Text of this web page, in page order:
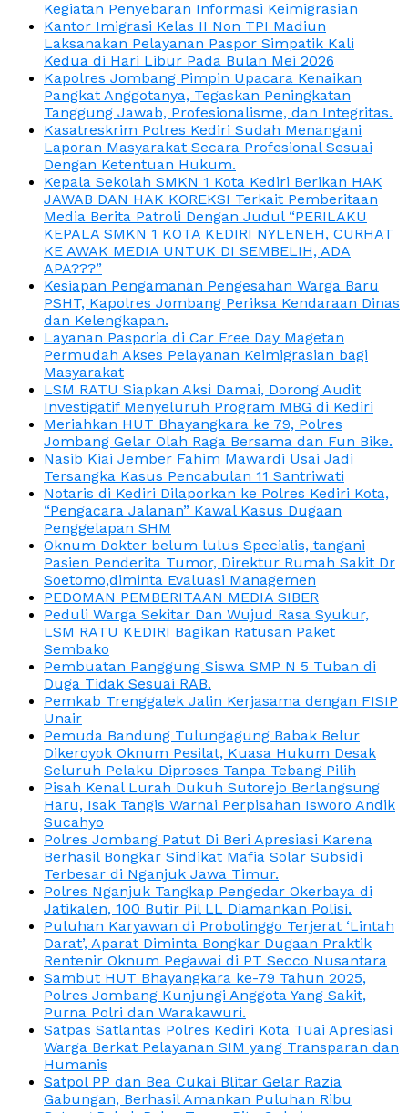
Kegiatan Penyebaran Informasi Keimigrasian
Kantor Imigrasi Kelas II Non TPI Madiun
Laksanakan Pelayanan Paspor Simpatik Kali
Kedua di Hari Libur Pada Bulan Mei 2026
Kapolres Jombang Pimpin Upacara Kenaikan
Pangkat Anggotanya, Tegaskan Peningkatan
Tanggung Jawab, Profesionalisme, dan Integritas.
Kasatreskrim Polres Kediri Sudah Menangani
Laporan Masyarakat Secara Profesional Sesuai
Dengan Ketentuan Hukum.
Kepala Sekolah SMKN 1 Kota Kediri Berikan HAK
JAWAB DAN HAK KOREKSI Terkait Pemberitaan
Media Berita Patroli Dengan Judul “PERILAKU
KEPALA SMKN 1 KOTA KEDIRI NYLENEH, CURHAT
KE AWAK MEDIA UNTUK DI SEMBELIH, ADA
APA???”
Kesiapan Pengamanan Pengesahan Warga Baru
PSHT, Kapolres Jombang Periksa Kendaraan Dinas
dan Kelengkapan.
Layanan Pasporia di Car Free Day Magetan
Permudah Akses Pelayanan Keimigrasian bagi
Masyarakat
LSM RATU Siapkan Aksi Damai, Dorong Audit
Investigatif Menyeluruh Program MBG di Kediri
Meriahkan HUT Bhayangkara ke 79, Polres
Jombang Gelar Olah Raga Bersama dan Fun Bike.
Nasib Kiai Jember Fahim Mawardi Usai Jadi
Tersangka Kasus Pencabulan 11 Santriwati
Notaris di Kediri Dilaporkan ke Polres Kediri Kota,
“Pengacara Jalanan” Kawal Kasus Dugaan
Penggelapan SHM
Oknum Dokter belum lulus Specialis, tangani
Pasien Penderita Tumor, Direktur Rumah Sakit Dr
Soetomo,diminta Evaluasi Managemen
PEDOMAN PEMBERITAAN MEDIA SIBER
Peduli Warga Sekitar Dan Wujud Rasa Syukur,
LSM RATU KEDIRI Bagikan Ratusan Paket
Sembako
Pembuatan Panggung Siswa SMP N 5 Tuban di
Duga Tidak Sesuai RAB.
Pemkab Trenggalek Jalin Kerjasama dengan FISIP
Unair
Pemuda Bandung Tulungagung Babak Belur
Dikeroyok Oknum Pesilat, Kuasa Hukum Desak
Seluruh Pelaku Diproses Tanpa Tebang Pilih
Pisah Kenal Lurah Dukuh Sutorejo Berlangsung
Haru, Isak Tangis Warnai Perpisahan Isworo Andik
Sucahyo
Polres Jombang Patut Di Beri Apresiasi Karena
Berhasil Bongkar Sindikat Mafia Solar Subsidi
Terbesar di Nganjuk Jawa Timur.
Polres Nganjuk Tangkap Pengedar Okerbaya di
Jatikalen, 100 Butir Pil LL Diamankan Polisi.
Puluhan Karyawan di Probolinggo Terjerat ‘Lintah
Darat’, Aparat Diminta Bongkar Dugaan Praktik
Rentenir Oknum Pegawai di PT Secco Nusantara
Sambut HUT Bhayangkara ke-79 Tahun 2025,
Polres Jombang Kunjungi Anggota Yang Sakit,
Purna Polri dan Warakawuri.
Satpas Satlantas Polres Kediri Kota Tuai Apresiasi
Warga Berkat Pelayanan SIM yang Transparan dan
Humanis
Satpol PP dan Bea Cukai Blitar Gelar Razia
Gabungan, Berhasil Amankan Puluhan Ribu